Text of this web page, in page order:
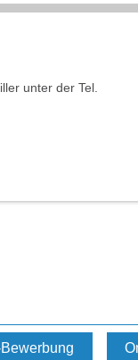
unter der Tel.